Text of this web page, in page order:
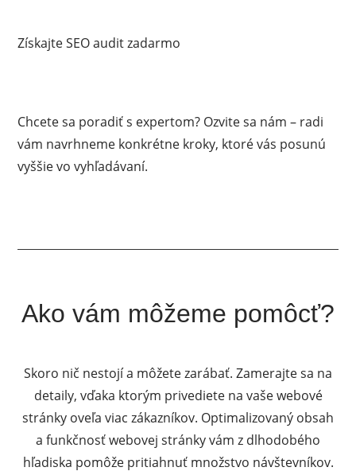
Získajte SEO audit zadarmo
Chcete sa poradiť s expertom? Ozvite sa nám – radi
vám navrhneme konkrétne kroky, ktoré vás posunú
vyššie vo vyhľadávaní.
Ako vám môžeme pomôcť?
Skoro nič nestojí a môžete zarábať. Zamerajte sa na
detaily, vďaka ktorým privediete na vaše webové
stránky oveľa viac zákazníkov. Optimalizovaný obsah
a funkčnosť webovej stránky vám z dlhodobého
hľadiska pomôže pritiahnuť množstvo návštevníkov.